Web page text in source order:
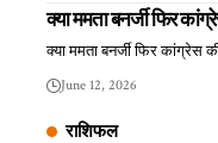
क्या ममता बनर्जी फिर
क्या ममता बनर्जी फिर कांग्रेस
June 12, 2026
राशिफल